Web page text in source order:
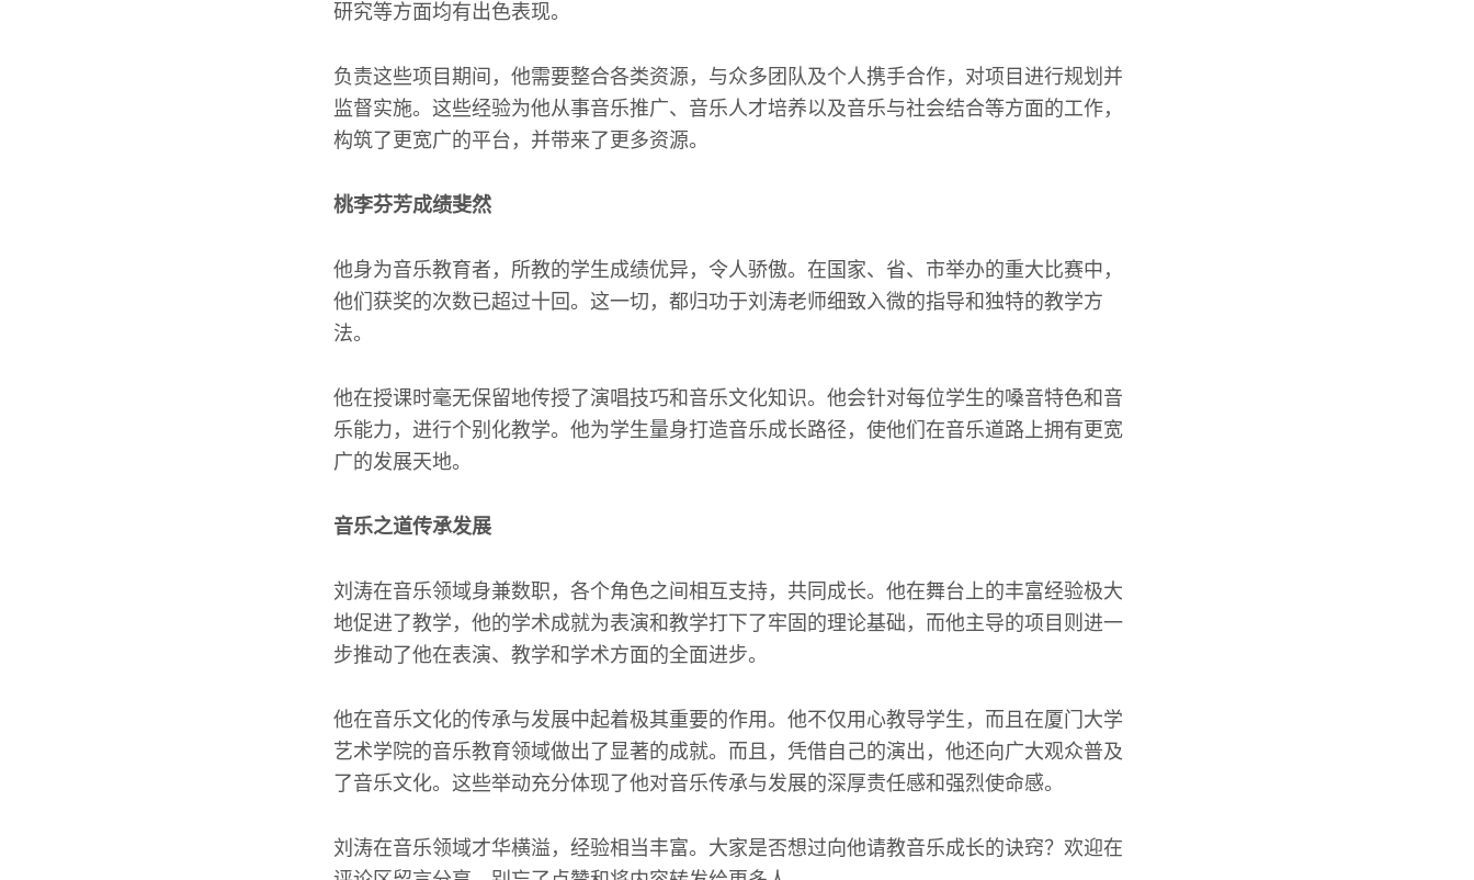
研究等方面均有出色表现。
负责这些项目期间，他需要整合各类资源，与众多团队及个人携手合作，对项目进行规划并
监督实施。这些经验为他从事音乐推广、音乐人才培养以及音乐与社会结合等方面的工作，
构筑了更宽广的平台，并带来了更多资源。
桃李芬芳成绩斐然
他身为音乐教育者，所教的学生成绩优异，令人骄傲。在国家、省、市举办的重大比赛中，
他们获奖的次数已超过十回。这一切，都归功于刘涛老师细致入微的指导和独特的教学方
法。
他在授课时毫无保留地传授了演唱技巧和音乐文化知识。他会针对每位学生的嗓音特色和音
乐能力，进行个别化教学。他为学生量身打造音乐成长路径，使他们在音乐道路上拥有更宽
广的发展天地。
音乐之道传承发展
刘涛在音乐领域身兼数职，各个角色之间相互支持，共同成长。他在舞台上的丰富经验极大
地促进了教学，他的学术成就为表演和教学打下了牢固的理论基础，而他主导的项目则进一
步推动了他在表演、教学和学术方面的全面进步。
他在音乐文化的传承与发展中起着极其重要的作用。他不仅用心教导学生，而且在厦门大学
艺术学院的音乐教育领域做出了显著的成就。而且，凭借自己的演出，他还向广大观众普及
了音乐文化。这些举动充分体现了他对音乐传承与发展的深厚责任感和强烈使命感。
刘涛在音乐领域才华横溢，经验相当丰富。大家是否想过向他请教音乐成长的诀窍？欢迎在